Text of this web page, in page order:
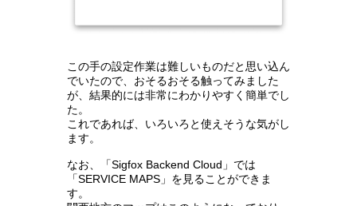
この手の設定作業は難しいものだと思い込ん
でいたので、おそるおそる触ってみました
が、結果的には非常にわかりやすく簡単でし
た。
これであれば、いろいろと使えそうな気がし
ます。
なお、「Sigfox Backend Cloud」では
「SERVICE MAPS」を見ることができま
す。